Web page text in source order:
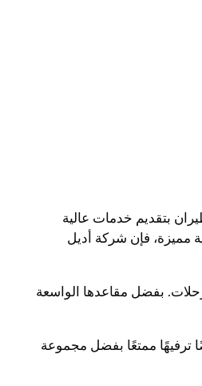
بتقديم خدمات عالية
مميزة، فإن شركة أديل
بفضل مقاعدها الواسعة
ترفيهًا ممتعًا بفضل مجموعة